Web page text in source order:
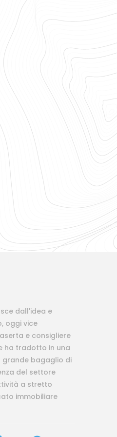
dall'idea e
oggi vice
e consigliere
ha tradotto in una
grande bagaglio di
del settore
a stretto
immobiliare